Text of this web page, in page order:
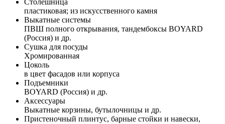
пластиковая; из искусственного камня
Выкатные системы
ПВШ полного открывания, тандембоксы BOYARD
(Россия) и др.
Сушка для посуды
Хромированная
Цоколь
в цвет фасадов или корпуса
Подъемники
BOYARD (Россия) и др.
Аксессуары
Выкатные корзины, бутылочницы и др.
Пристеночный плинтус, барные стойки и навески,